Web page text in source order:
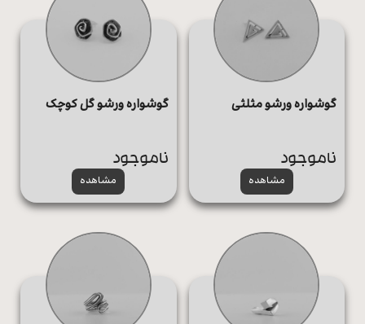
گوشواره ورشو مثلثی
مشاهده
ناموجود
گوشواره ورشو گل کوچک
مشاهده
ناموجود